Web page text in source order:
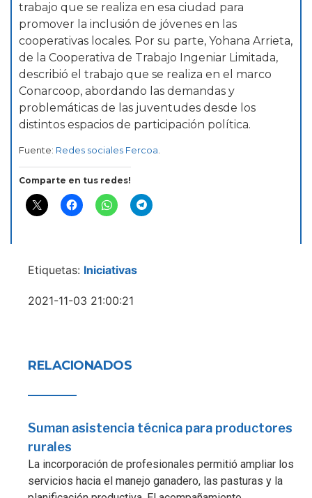
trabajo que se realiza en esa ciudad para
promover la inclusión de jóvenes en las
cooperativas locales. Por su parte, Yohana Arrieta,
de la Cooperativa de Trabajo Ingeniar Limitada,
describió el trabajo que se realiza en el marco
Conarcoop, abordando las demandas y
problemáticas de las juventudes desde los
distintos espacios de participación política.
Fuente: Redes sociales Fercoa
Comparte en tus redes!
Etiquetas: Iniciativas
2021-11-03 21:00:21
RELACIONADOS
Suman asistencia técnica para productores
rurales
La incorporación de profesionales permitió ampliar los
servicios hacia el manejo ganadero, las pasturas y la